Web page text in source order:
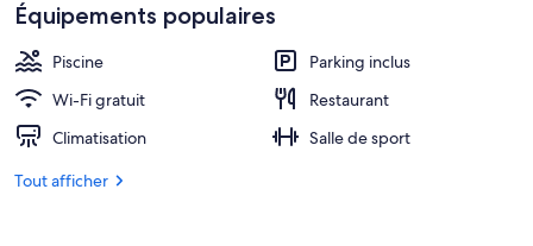
Petit déjeuner, déjeuner, dîner et
Équipements populaires
Piscine
Parking inclus
Wi-Fi gratuit
Restaurant
Climatisation
Salle de sport
Tout afficher